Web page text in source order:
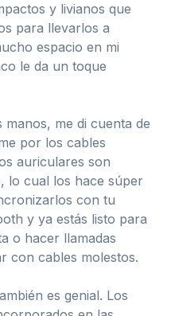
y livianos que
para llevarlos a
espacio en mi
le da un toque
me di cuenta de
por los cables
auriculares son
lo cual los hace súper
con tu
y ya estás listo para
o hacer llamadas
con cables molestos.
es genial. Los